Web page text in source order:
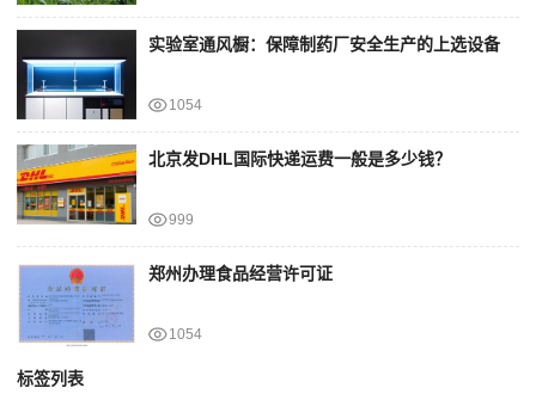
实验室通风橱：保障制药厂安全生产的上选设备
1054
北京发DHL国际快递运费一般是多少钱？
999
郑州办理食品经营许可证
1054
标签列表